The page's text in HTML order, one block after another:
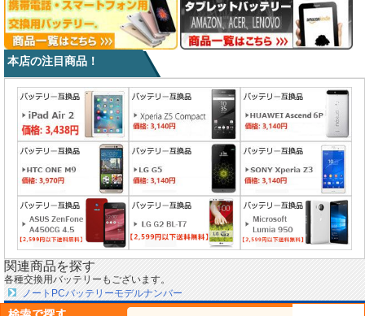
本店の注目商品！
関連商品を探す
各種交換用バッテリーもございます。
ノートPCバッテリーモデルナンバー